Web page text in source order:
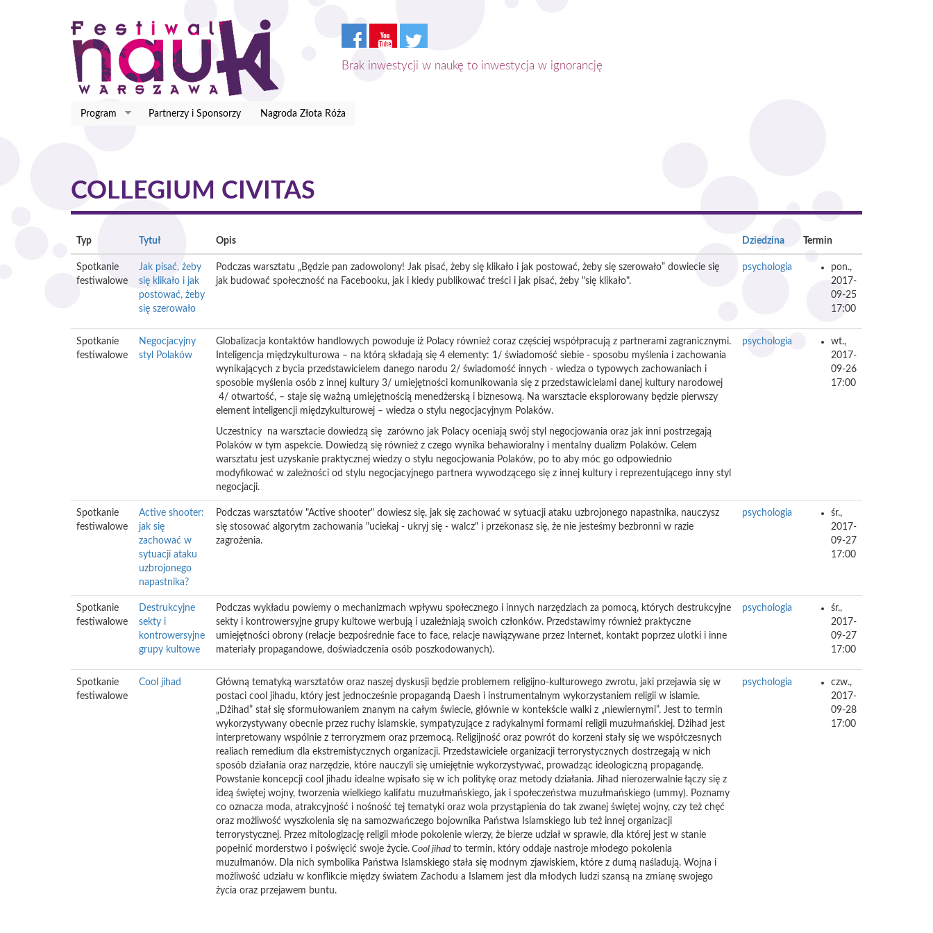
Brak inwestycji w naukę to inwestycja w ignorancję
Program Partnerzy i Sponsorzy Nagroda Złota Róża
COLLEGIUM CIVITAS
Typ Tytuł Opis Dziedzina Termin
Spotkanie
festiwalowe
Jak pisać, żeby
się klikało i jak
postować, żeby
się szerowało
Podczas warsztatu „Będzie pan zadowolony! Jak pisać, żeby się klikało i jak postować, żeby się szerowało” dowiecie się
jak budować społeczność na Facebooku, jak i kiedy publikować treści i jak pisać, żeby "się klikało".
psychologia
pon.,
2017-
09-25
17:00
Spotkanie
festiwalowe
Negocjacyjny
styl Polaków
Globalizacja kontaktów handlowych powoduje iż Polacy również coraz częściej współpracują z partnerami zagranicznymi.
Inteligencja międzykulturowa – na którą składają się 4 elementy: 1/ świadomość siebie - sposobu myślenia i zachowania
wynikających z bycia przedstawicielem danego narodu 2/ świadomość innych - wiedza o typowych zachowaniach i
sposobie myślenia osób z innej kultury 3/ umiejętności komunikowania się z przedstawicielami danej kultury narodowej
4/ otwartość, – staje się ważną umiejętnością menedżerską i biznesową. Na warsztacie eksplorowany będzie pierwszy
element inteligencji międzykulturowej – wiedza o stylu negocjacyjnym Polaków.
Uczestnicy na warsztacie dowiedzą się zarówno jak Polacy oceniają swój styl negocjowania oraz jak inni postrzegają
Polaków w tym aspekcie. Dowiedzą się również z czego wynika behawioralny i mentalny dualizm Polaków. Celem
warsztatu jest uzyskanie praktycznej wiedzy o stylu negocjowania Polaków, po to aby móc go odpowiednio
modyfikować w zależności od stylu negocjacyjnego partnera wywodzącego się z innej kultury i reprezentującego inny styl
negocjacji.
psychologia
wt.,
2017-
09-26
17:00
Spotkanie
festiwalowe
Active shooter:
jak się
zachować w
sytuacji ataku
uzbrojonego
napastnika?
Podczas warsztatów "Active shooter" dowiesz się, jak się zachować w sytuacji ataku uzbrojonego napastnika, nauczysz
się stosować algorytm zachowania "uciekaj - ukryj się - walcz" i przekonasz się, że nie jesteśmy bezbronni w razie
zagrożenia.
psychologia
śr.,
2017-
09-27
17:00
Spotkanie
festiwalowe
Destrukcyjne
sekty i
kontrowersyjne
grupy kultowe
Podczas wykładu powiemy o mechanizmach wpływu społecznego i innych narzędziach za pomocą, których destrukcyjne
sekty i kontrowersyjne grupy kultowe werbują i uzależniają swoich członków. Przedstawimy również praktyczne
umiejętności obrony (relacje bezpośrednie face to face, relacje nawiązywane przez Internet, kontakt poprzez ulotki i inne
materiały propagandowe, doświadczenia osób poszkodowanych).
psychologia
śr.,
2017-
09-27
17:00
Spotkanie
festiwalowe
Cool jihad
Główną tematyką warsztatów oraz naszej dyskusji będzie problemem religijno-kulturowego zwrotu, jaki przejawia się w
postaci cool jihadu, który jest jednocześnie propagandą Daesh i instrumentalnym wykorzystaniem religii w islamie.
„Dżihad” stał się sformułowaniem znanym na całym świecie, głównie w kontekście walki z „niewiernymi”. Jest to termin
wykorzystywany obecnie przez ruchy islamskie, sympatyzujące z radykalnymi formami religii muzułmańskiej. Dżihad jest
interpretowany wspólnie z terroryzmem oraz przemocą. Religijność oraz powrót do korzeni stały się we współczesnych
realiach remedium dla ekstremistycznych organizacji. Przedstawiciele organizacji terrorystycznych dostrzegają w nich
sposób działania oraz narzędzie, które nauczyli się umiejętnie wykorzystywać, prowadząc ideologiczną propagandę.
Powstanie koncepcji cool jihadu idealne wpisało się w ich politykę oraz metody działania. Jihad nierozerwalnie łączy się z
ideą świętej wojny, tworzenia wielkiego kalifatu muzułmańskiego, jak i społeczeństwa muzułmańskiego (ummy). Poznamy
co oznacza moda, atrakcyjność i nośność tej tematyki oraz wola przystąpienia do tak zwanej świętej wojny, czy też chęć
oraz możliwość wyszkolenia się na samozwańczego bojownika Państwa Islamskiego lub też innej organizacji
terrorystycznej. Przez mitologizację religii młode pokolenie wierzy, że bierze udział w sprawie, dla której jest w stanie
popełnić morderstwo i poświęcić swoje życie. Cool jihad to termin, który oddaje nastroje młodego pokolenia
muzułmanów. Dla nich symbolika Państwa Islamskiego stała się modnym zjawiskiem, które z dumą naśladują. Wojna i
możliwość udziału w konflikcie między światem Zachodu a Islamem jest dla młodych ludzi szansą na zmianę swojego
życia oraz przejawem buntu.
psychologia
czw.,
2017-
09-28
17:00